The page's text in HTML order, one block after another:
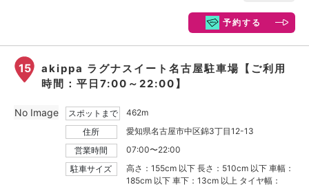
予約する
15
akippa ラグナスイート名古屋駐車場【ご利用
時間：平日7:00～22:00】
スポットまで
462m
住所
愛知県名古屋市中区錦3丁目12-13
営業時間
07:00〜22:00
駐車サイズ
高さ：155cm 以下 長さ：510cm 以下 車幅：
185cm 以下 車下：13cm 以上 タイヤ幅：
No Image